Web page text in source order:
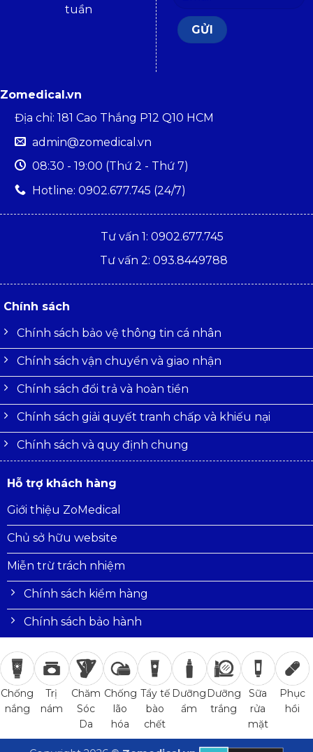
tuần
Zomedical.vn
Địa chỉ: 181 Cao Thắng P12 Q10 HCM
admin@zomedical.vn
08:30 - 19:00 (Thứ 2 - Thứ 7)
Hotline: 0902.677.745 (24/7)
Tư vấn 1: 0902.677.745
Tư vấn 2: 093.8449788
Chính sách
Chính sách bảo vệ thông tin cá nhân
Chính sách vận chuyển và giao nhận
Chính sách đổi trả và hoàn tiền
Chính sách giải quyết tranh chấp và khiếu nại
Chính sách và quy định chung
Hỗ trợ khách hàng
Giới thiệu ZoMedical
Chủ sở hữu website
Miễn trừ trách nhiệm
Chính sách kiểm hàng
Chính sách bảo hành
Chống
nắng
Trị
nám
Chăm
Sóc
Da
Chống
lão
hóa
Tẩy tế
bào
chết
Dưỡng
ẩm
Dưỡng
trắng
Sữa
rửa
mặt
Phục
hồi